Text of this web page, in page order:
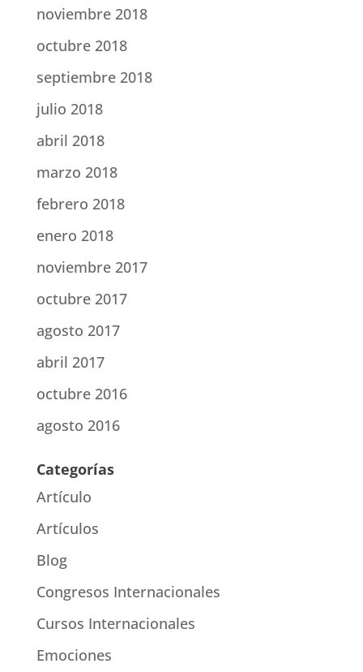
noviembre 2018
octubre 2018
septiembre 2018
julio 2018
abril 2018
marzo 2018
febrero 2018
enero 2018
noviembre 2017
octubre 2017
agosto 2017
abril 2017
octubre 2016
agosto 2016
Categorías
Artículo
Artículos
Blog
Congresos Internacionales
Cursos Internacionales
Emociones